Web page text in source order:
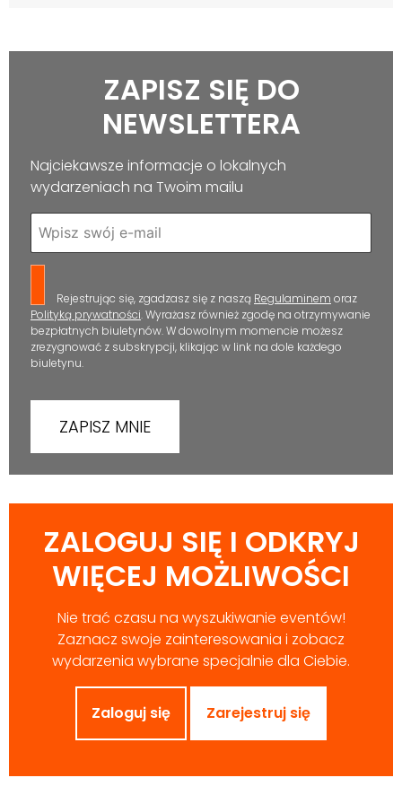
ZAPISZ SIĘ DO
NEWSLETTERA
Najciekawsze informacje o lokalnych
wydarzeniach na Twoim mailu
Rejestrując się, zgadzasz się z naszą Regulaminem oraz
Polityką prywatności. Wyrażasz również zgodę na otrzymywanie
bezpłatnych biuletynów. W dowolnym momencie możesz
zrezygnować z subskrypcji, klikając w link na dole każdego
biuletynu.
ZALOGUJ SIĘ I ODKRYJ
WIĘCEJ MOŻLIWOŚCI
Nie trać czasu na wyszukiwanie eventów!
Zaznacz swoje zainteresowania i zobacz
wydarzenia wybrane specjalnie dla Ciebie.
Zaloguj się Zarejestruj się